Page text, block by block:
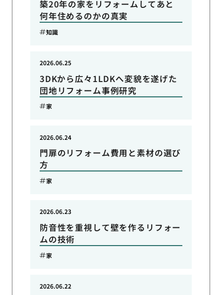
築20年の家をリフォームしてあと
何年住めるのかの真実
知識
3DKから広々1LDKへ変貌を遂げた
団地リフォーム事例研究
2026.06.25
家
門扉のリフォーム費用と素材の選び
方
2026.06.24
家
防音性を重視して壁を作るリフォー
ムの技術
2026.06.23
家
2026.06.22